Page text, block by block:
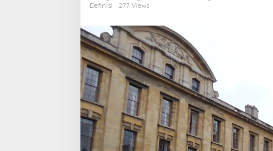
Pendidikan
Definisi
277 Views